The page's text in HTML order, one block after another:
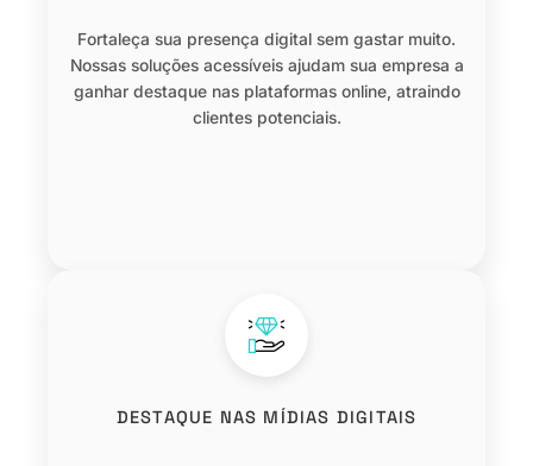
Fortaleça sua presença digital sem gastar muito.
Nossas soluções acessíveis ajudam sua empresa a
ganhar destaque nas plataformas online, atraindo
clientes potenciais.
DESTAQUE NAS MÍDIAS DIGITAIS